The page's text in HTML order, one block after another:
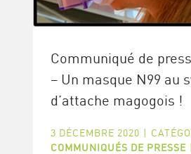
Communiqué de
– Un masque N99 au
d’attache magogois !
3 DÉCEMBRE 2020 |
COMMUNIQUÉS DE PRESSE |